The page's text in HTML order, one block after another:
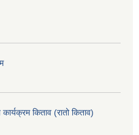
किताव (रातो किताव)